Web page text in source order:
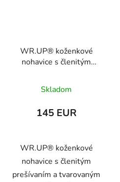
WR.UP® koženkové
nohavice s členitým
tvarovaným vysokým
pásom,
Skladom
145 EUR
WR.UP® koženkové
nohavice s členitým
prešívaním a tvarovaným